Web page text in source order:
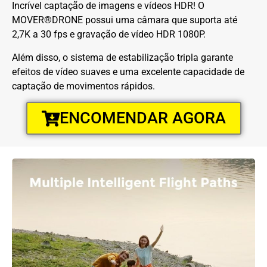
Incrível captação de imagens e vídeos HDR! O
MOVER®DRONE possui uma câmara que suporta até
2,7K a 30 fps e gravação de vídeo HDR 1080P.
Além disso, o sistema de estabilização tripla garante
efeitos de vídeo suaves e uma excelente capacidade de
captação de movimentos rápidos.
ENCOMENDAR AGORA